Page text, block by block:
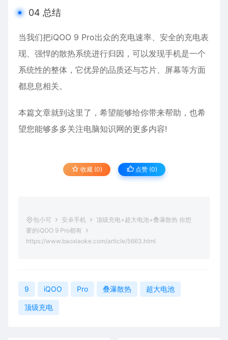
04 总结
当我们把iQOO 9 Pro出众的充电速率、安全的充电表
现、强悍的散热系统进行归因，可以发现手机是一个
系统性的整体，它优异的品质还与芯片、屏幕等方面
都息息相关。
本篇文章就到这里了，希望能够给你带来帮助，也希
望您能够多多关注电脑知识网的更多内容!
收藏 (0) 点赞 (0)
包小可 安卓手机
顶级充电+超大电池+叠瀑散热 你想
要的iQOO 9 Pro都有
https://www.baoxiaoke.com/article/5663.html
9 iQOO Pro 叠瀑散热 超大电池
顶级充电